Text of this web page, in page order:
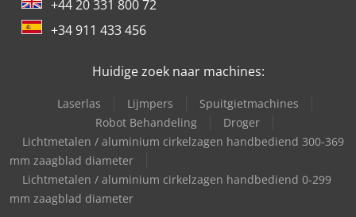
+44 20 331 800 72
+34 911 433 456
Huidige zoek naar machines:
Laserlas Lijmpers
Spuitgietmachines
Robot Behandeling
Droger
Lichtmetalen / aluminium cirkelzagen handbediend 300-369
mm zaagblad diameter
Lichtmetalen / aluminium cirkelzagen handbediend 0-299
mm zaagblad diameter